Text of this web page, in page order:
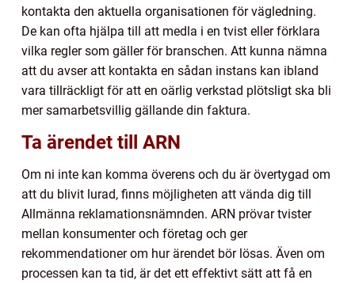
kontakta den aktuella organisationen för vägledning.
De kan ofta hjälpa till att medla i en tvist eller förklara
vilka regler som gäller för branschen. Att kunna nämna
att du avser att kontakta en sådan instans kan ibland
vara tillräckligt för att en oärlig verkstad plötsligt ska bli
mer samarbetsvillig gällande din faktura.
Ta ärendet till ARN
Om ni inte kan komma överens och du är övertygad om
att du blivit lurad, finns möjligheten att vända dig till
Allmänna reklamationsnämnden. ARN prövar tvister
mellan konsumenter och företag och ger
rekommendationer om hur ärendet bör lösas. Även om
processen kan ta tid, är det ett effektivt sätt att få en